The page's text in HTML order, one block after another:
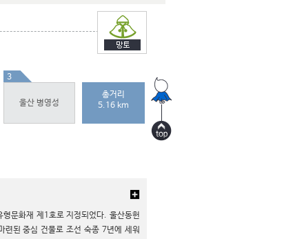
3
울산 병영성
총거리
5.16 km
문화재 제1호로 지정되었다. 울산동헌
련된 중심 건물로 조선 숙종 7년에 세워